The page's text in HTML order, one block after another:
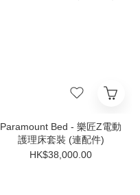
Paramount Bed - 樂匠Z電動
護理床套裝 (連配件)
HK$38,000.00